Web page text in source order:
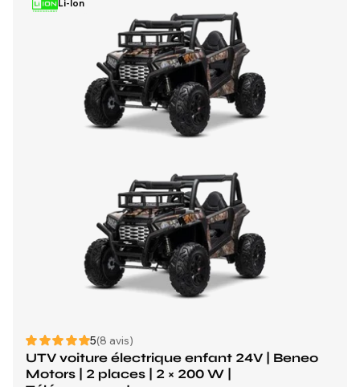
Li-Ion
5(8 avis)
UTV voiture électrique enfant 24V | Beneo
Motors | 2 places | 2 × 200 W |